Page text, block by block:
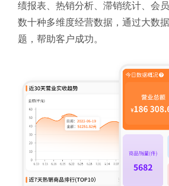
绩报表、热销分析、滞销统计、会
数十种多维度经营数据，通过大数
题，帮助客户成功。